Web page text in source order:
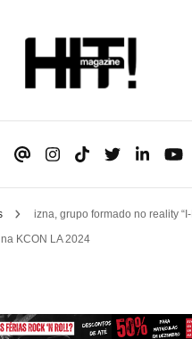
izna, grupo formado no reality
KCON LA 2024